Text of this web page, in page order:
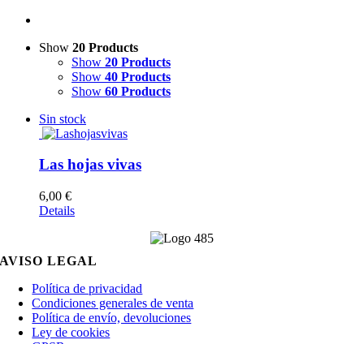
Show 20 Products
Show 20 Products
Show 40 Products
Show 60 Products
Sin stock
Las hojas vivas
6,00 €
Details
AVISO LEGAL
Política de privacidad
Condiciones generales de venta
Política de envío, devoluciones
Ley de cookies